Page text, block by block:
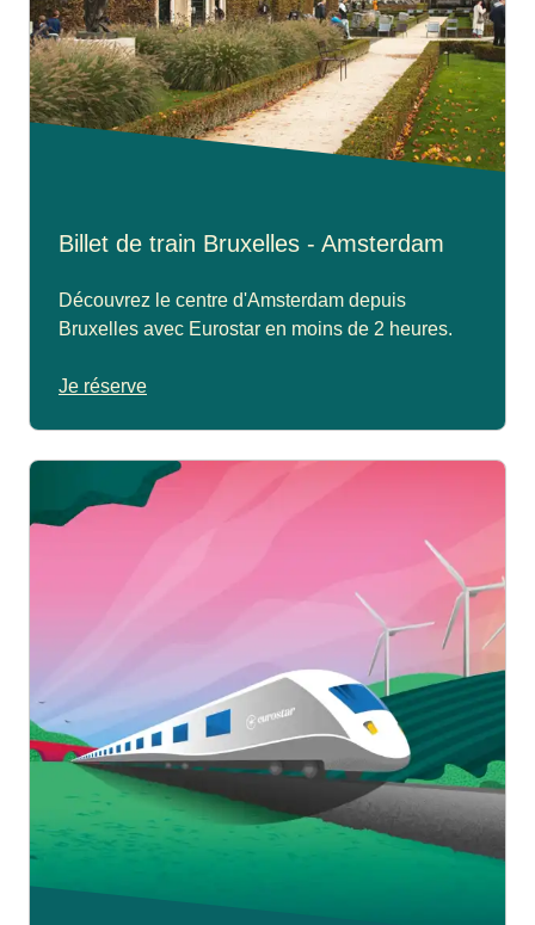
Billet de train Bruxelles - Amsterdam
Découvrez le centre d'Amsterdam depuis
Bruxelles avec Eurostar en moins de 2 heures.
Je réserve